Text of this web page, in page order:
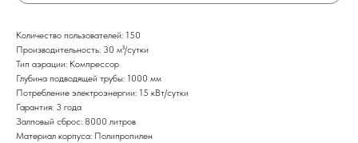
Количество пользователей: 150
Производительность: 30 м³/сутки
Тип аэрации: Компрессор
Глубина подводящей трубы: 1000 мм
Потребление электроэнергии: 15 кВт/сутки
Гарантия: 3 года
Залповый сброс: 8000 литров
Материал корпуса: Полипропилен